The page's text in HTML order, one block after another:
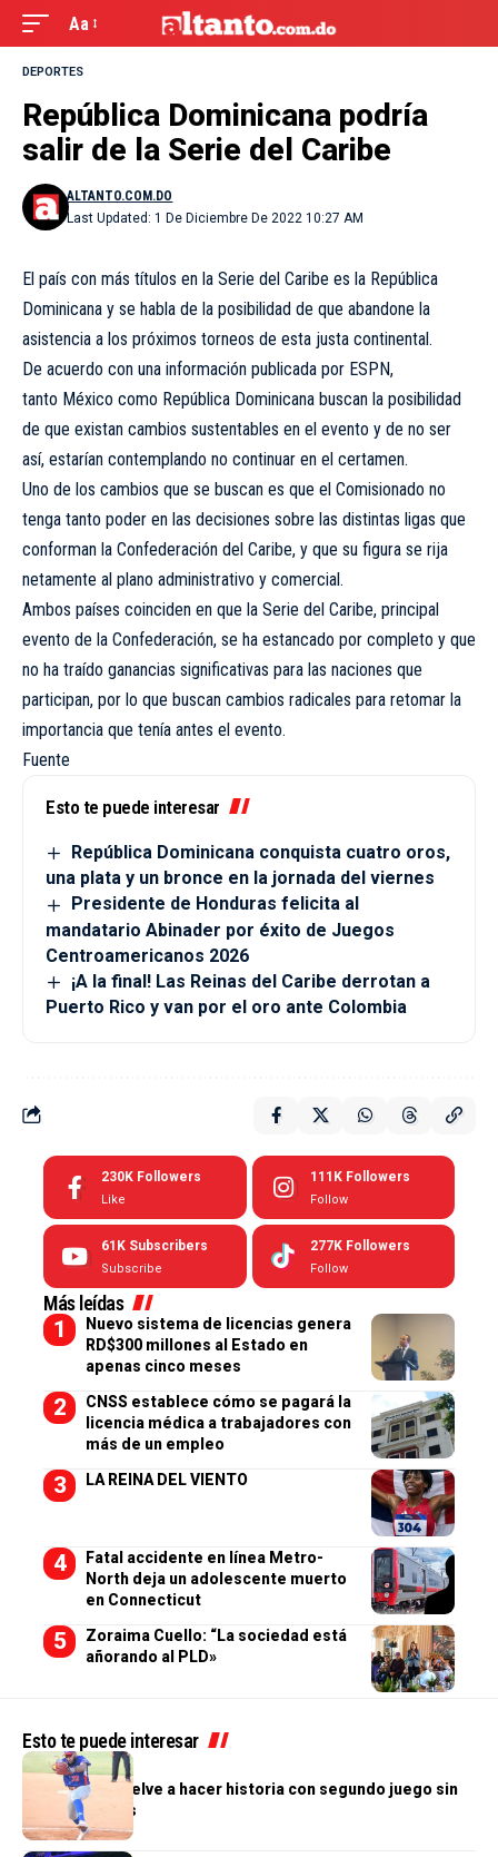
Aa
DEPORTES
República Dominicana podría
salir de la Serie del Caribe
Last Updated: 1 De Diciembre De 2022 10:27 AM
ALTANTO.COM.DO
El país con más títulos en la Serie del Caribe es la República
Dominicana y se habla de la posibilidad de que abandone la
asistencia a los próximos torneos de esta justa continental.
De acuerdo con una información publicada por ESPN,
tanto México como República Dominicana buscan la posibilidad
de que existan cambios sustentables en el evento y de no ser
así, estarían contemplando no continuar en el certamen.
Uno de los cambios que se buscan es que el Comisionado no
tenga tanto poder en las decisiones sobre las distintas ligas que
conforman la Confederación del Caribe, y que su figura se rija
netamente al plano administrativo y comercial.
Ambos países coinciden en que la Serie del Caribe, principal
evento de la Confederación, se ha estancado por completo y que
no ha traído ganancias significativas para las naciones que
participan, por lo que buscan cambios radicales para retomar la
importancia que tenía antes el evento.
Fuente
Esto te puede interesar
República Dominicana conquista cuatro oros,
una plata y un bronce en la jornada del viernes
Presidente de Honduras felicita al
mandatario Abinader por éxito de Juegos
Centroamericanos 2026
¡A la final! Las Reinas del Caribe derrotan a
Puerto Rico y van por el oro ante Colombia
230K Followers
Like
111K Followers
Follow
61K Subscribers
Subscribe
277K Followers
Follow
Más leídas
Nuevo sistema de licencias genera
RD$300 millones al Estado en
apenas cinco meses
CNSS establece cómo se pagará la
licencia médica a trabajadores con
más de un empleo
LA REINA DEL VIENTO
Fatal accidente en línea Metro-
North deja un adolescente muerto
en Connecticut
Zoraima Cuello: “La sociedad está
añorando al PLD»
Esto te puede interesar
DEPORTES
Jonni Suriel vuelve a hacer historia con segundo juego sin
hits ni carreras